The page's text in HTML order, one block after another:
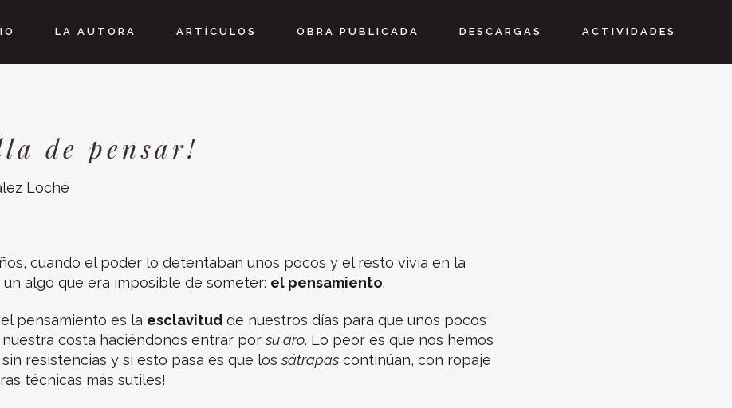
LA AUTORA ARTÍCULOS OBRA PUBLICADA DESCARGAS ACTIVIDADES
de pensar!
Loché
cuando el poder lo detentaban unos pocos y el resto vivía en la
algo que era imposible de someter: el pensamiento.
pensamiento es la esclavitud de nuestros días para que unos pocos
nuestra costa haciéndonos entrar porsu aro. Lo peor es que nos hemos
resistencias y si esto pasa es que lossátrapas continúan, con ropaje
técnicas más sutiles!